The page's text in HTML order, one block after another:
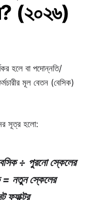
(২০২৬)
হলে বা পদোন্নতি/
মূল বেতন (বেসিক)
সূত্র হলো:
÷ পুরনো স্কেলের
= নতুন স্কেলের
ফ্যাক্টর